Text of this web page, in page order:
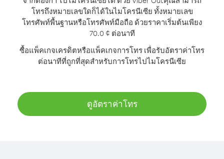
โทรถึงหมายเลขใดก็ได้ในไมโครนีเซีย ทั้งหมายเลข
โทรศัพท์พื้นฐานหรือโทรศัพท์มือถือ ด้วยราคาเริ่มต้นเพียง
70.0 ¢ ต่อนาที
ซื้อแพ็คเกจเครดิตหรือแพ็คเกจการโทร เพื่อรับอัตราค่าโทร
ต่อนาทีที่ถูกที่สุดสำหรับการโทรไปไมโครนีเซีย
ดูอัตราค่าโทร